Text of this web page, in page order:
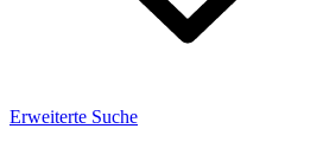
Erweiterte Suche